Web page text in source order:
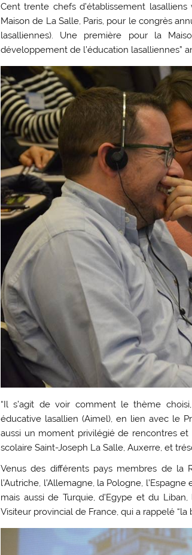
Cent trente chefs d’établissement
Maison de La Salle, Paris, pour le congrès
lasalliennes). Une première pour la
développement de l’éducation lasalliennes”
“Il s’agit de voir comment le thème
éducative lasallien (Aimel), en lien avec le
aussi un moment privilégié de rencontres et
scolaire Saint-Joseph La Salle, Auxerre, et
Venus des différents pays membres de la
l’Autriche, l’Allemagne, la Pologne,
mais aussi de Turquie, d’Egype et du
Visiteur provincial de France, qui a rappelé